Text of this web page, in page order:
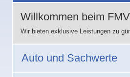
Willkommen beim
Wir bieten exklusive Leistungen zu
Auto und Sachwerte